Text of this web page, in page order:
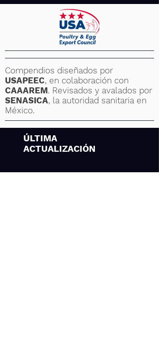
Compendios diseñados por
USAPEEC, en colaboración con
CAAAREM. Revisados y avalados por
SENASICA, la autoridad sanitaria en
México.
ÚLTIMA
ACTUALIZACIÓN